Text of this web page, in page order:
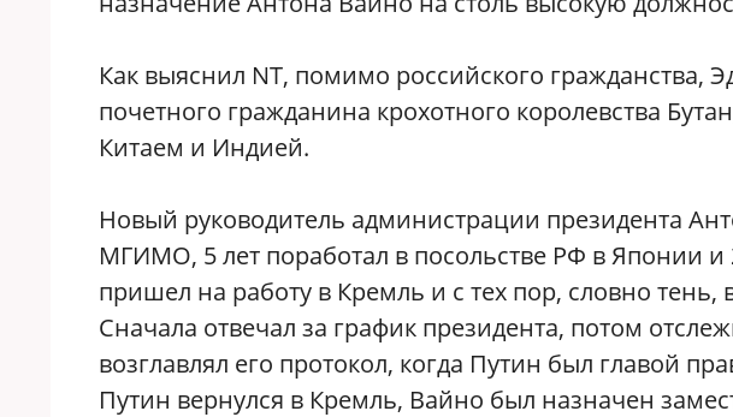
Как выяснил NT, помимо российского гражданства,
почетного гражданина крохотного королевства
Китаем и Индией.
Новый руководитель администрации президента
МГИМО, 5 лет поработал в посольстве РФ в Японии и
пришел на работу в Кремль и с тех пор, словно тень,
Сначала отвечал за график президента, потом
возглавлял его протокол, когда Путин был главой
Путин вернулся в Кремль, Вайно был назначен